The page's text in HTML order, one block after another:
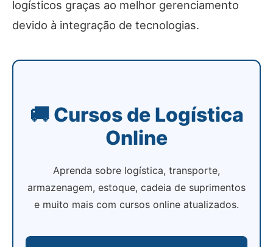
logísticos graças ao melhor gerenciamento
devido à integração de tecnologias.
🚚 Cursos de Logística
Online
Aprenda sobre logística, transporte,
armazenagem, estoque, cadeia de suprimentos
e muito mais com cursos online atualizados.